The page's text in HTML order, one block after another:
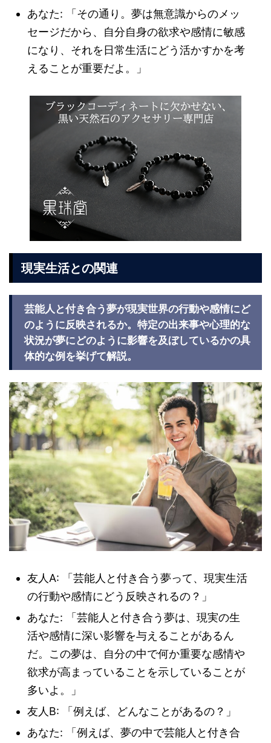
あなた: 「その通り。夢は無意識からのメッ
セージだから、自分自身の欲求や感情に敏感
になり、それを日常生活にどう活かすかを考
えることが重要だよ。」
現実生活との関連
芸能人と付き合う夢が現実世界の行動や感情にど
のように反映されるか。特定の出来事や心理的な
状況が夢にどのように影響を及ぼしているかの具
体的な例を挙げて解説。
友人A: 「芸能人と付き合う夢って、現実生活
の行動や感情にどう反映されるの？」
あなた: 「芸能人と付き合う夢は、現実の生
活や感情に深い影響を与えることがあるん
だ。この夢は、自分の中で何か重要な感情や
欲求が高まっていることを示していることが
多いよ。」
友人B: 「例えば、どんなことがあるの？」
あなた: 「例えば、夢の中で芸能人と付き合